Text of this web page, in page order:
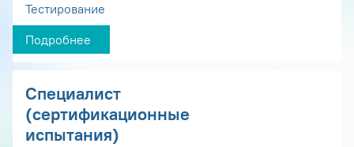
Тестирование
Подробнее
Специалист
(сертификационные
испытания)